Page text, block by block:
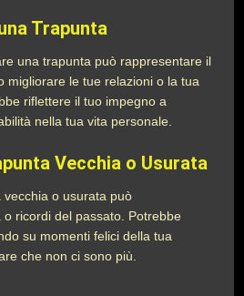
Trapunta
una trapunta può rappresentare il
migliorare le tue relazioni o la tua
riflettere il tuo impegno a
nella tua vita personale.
Vecchia o Usurata
o usurata può
ricordi del passato. Potrebbe
su momenti felici della tua
che non ci sono più.